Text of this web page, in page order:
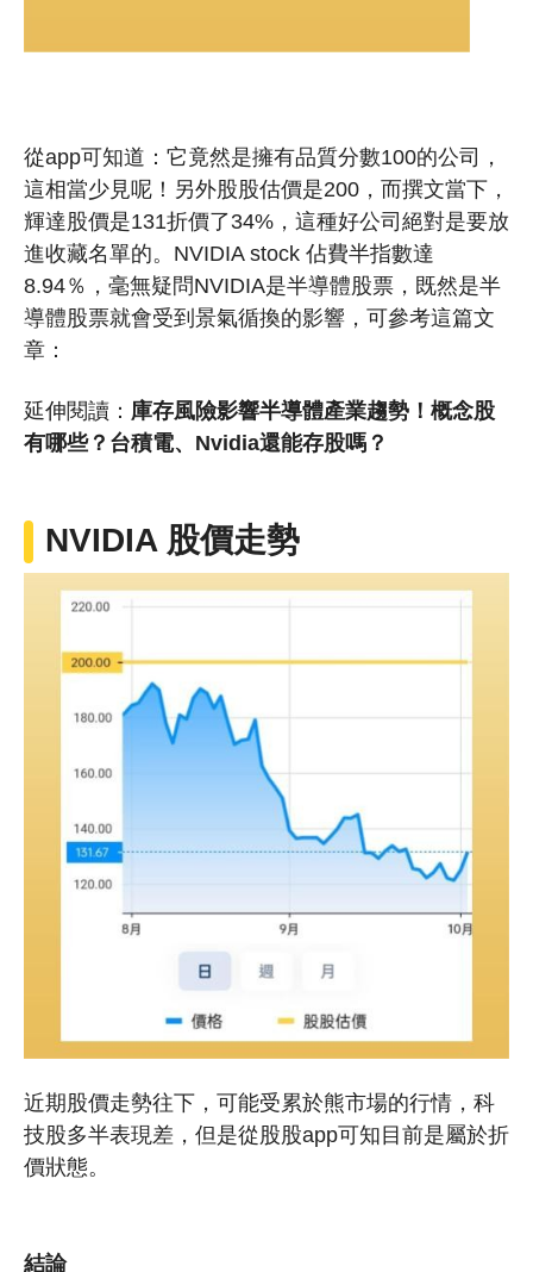
從app可知道：它竟然是擁有品質分數100的公司，
這相當少見呢！另外股股估價是200，而撰文當下，
輝達股價是131折價了34%，這種好公司絕對是要放
進收藏名單的。NVIDIA stock 佔費半指數達
8.94％，毫無疑問NVIDIA是半導體股票，既然是半
導體股票就會受到景氣循換的影響，可參考這篇文
章：
延伸閱讀： 庫存風險影響半導體產業趨勢！概念股
有哪些？台積電、Nvidia還能存股嗎？
NVIDIA 股價走勢
近期股價走勢往下，可能受累於熊市場的行情，科
技股多半表現差，但是從股股app可知 目前是屬於折
價狀態。
結論